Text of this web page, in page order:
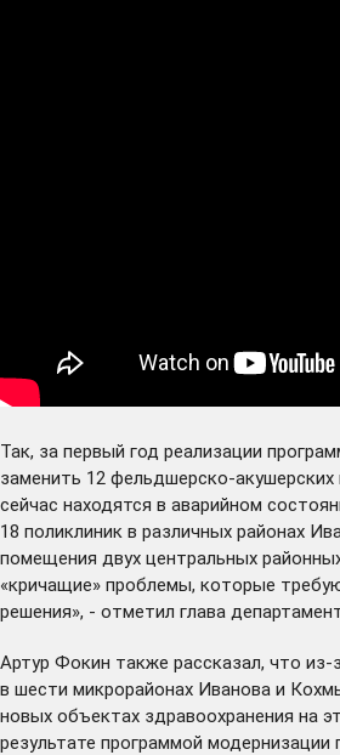
Так, за первый год реализации
заменить 12 фельдшерско-акушерских
сейчас находятся в аварийном
18 поликлиник в различных районах
помещения двух центральных
«кричащие» проблемы, которые
решения», - отметил глава
Артур Фокин также рассказал, что из-
в шести микрорайонах Иванова и
новых объектах здравоохранения на
результате программой модернизации